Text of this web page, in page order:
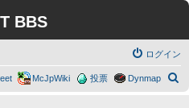
BBS
ログイン
Dynmap
投票
McJpWiki